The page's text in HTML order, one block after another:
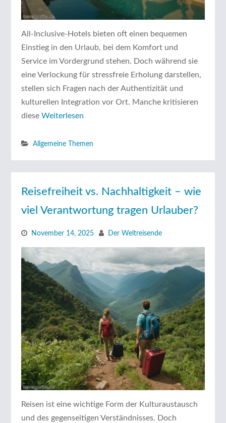
All-Inclusive-Hotels bieten oft einen bequemen
Einstieg in den Urlaub, bei dem Komfort und
Service im Vordergrund stehen. Doch während sie
eine Verlockung für stressfreie Erholung darstellen,
stellen sich Fragen nach der Authentizität und
kulturellen Integration vor Ort. Manche kritisieren
diese Weiterlesen
Allgemeine Themen
Reisefreiheit vs. Nachhaltigkeit – wie
viel Verantwortung tragen Urlauber?
November 14, 2025 Der Weltreisende
Reisen ist eine wichtige Form der Kulturaustausch
und des gegenseitigen Verständnisses. Doch